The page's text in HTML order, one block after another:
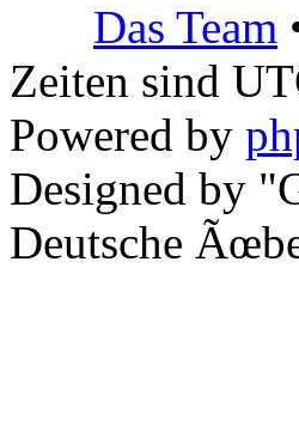
Das Team
Zeiten sind
Powered by
Designed by
Deutsche